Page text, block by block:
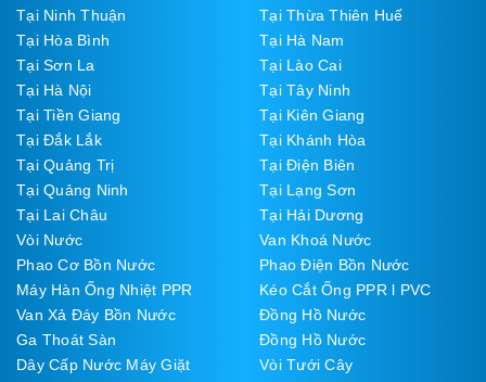
Tại Ninh Thuận
Tại Thừa Thiên Huế
Tại Hòa Bình
Tại Hà Nam
Tại Sơn La
Tại Lào Cai
Tại Hà Nội
Tại Tây Ninh
Tại Tiền Giang
Tại Kiên Giang
Tại Đắk Lắk
Tại Khánh Hòa
Tại Quảng Trị
Tại Điện Biên
Tại Quảng Ninh
Tại Lạng Sơn
Tại Lai Châu
Tại Hải Dương
Vòi Nước
Van Khoá Nước
Phao Cơ Bồn Nước
Phao Điện Bồn Nước
Máy Hàn Ống Nhiệt PPR
Kéo Cắt Ống PPR l PVC
Van Xả Đáy Bồn Nước
Đồng Hồ Nước
Ga Thoát Sàn
Đồng Hồ Nước
Dây Cấp Nước Máy Giặt
Vòi Tưới Cây